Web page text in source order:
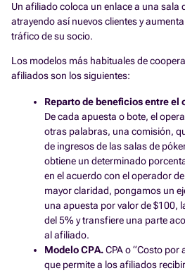
Un afiliado coloca un enlace a una sala
atrayendo así nuevos clientes y
tráfico de su socio.
Los modelos más habituales de
afiliados son los siguientes:
Reparto de beneficios entre el
De cada apuesta o bote, el
otras palabras, una comisión,
de ingresos de las salas de
obtiene un determinado
en el acuerdo con el operador
mayor claridad, pongamos un
una apuesta por valor de $100,
del 5% y transfiere una parte
al afiliado.
Modelo CPA.CPA o “Costo por
que permite a los afiliados